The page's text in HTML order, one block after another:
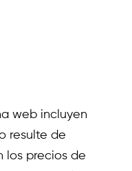
web incluyen
resulte de
los precios de